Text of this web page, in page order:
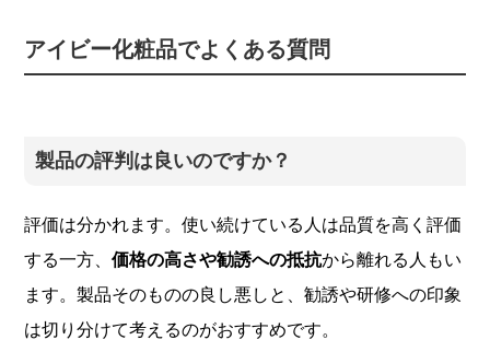
アイビー化粧品でよくある質問
製品の評判は良いのですか？
評価は分かれます。使い続けている人は品質を高く評価
する一方、価格の高さや勧誘への抵抗から離れる人もい
ます。製品そのものの良し悪しと、勧誘や研修への印象
は切り分けて考えるのがおすすめです。